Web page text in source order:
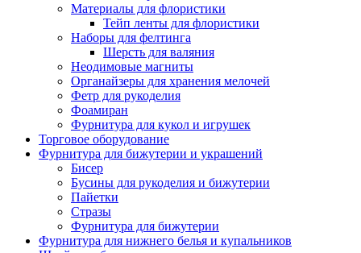
Материалы для флористики
Тейп ленты для флористики
Наборы для фелтинга
Шерсть для валяния
Неодимовые магниты
Органайзеры для хранения мелочей
Фетр для рукоделия
Фоамиран
Фурнитура для кукол и игрушек
Торговое оборудование
Фурнитура для бижутерии и украшений
Бисер
Бусины для рукоделия и бижутерии
Пайетки
Стразы
Фурнитура для бижутерии
Фурнитура для нижнего белья и купальников